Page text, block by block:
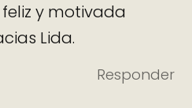
y motivada
Lida.
Responder